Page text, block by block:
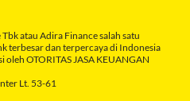
atau Adira Finance salah satu
terbesar dan terpercaya di Indonesia
OTORITAS JASA KEUANGAN
Lt. 53-61